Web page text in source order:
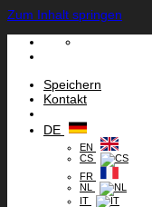
Zum Inhalt springen
Speichern
Kontakt
DE
EN
CS
FR
NL
IT